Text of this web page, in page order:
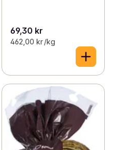
69,30 kr
462,00 kr /kg